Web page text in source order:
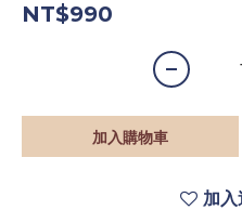
NT$990
加入購物車
加